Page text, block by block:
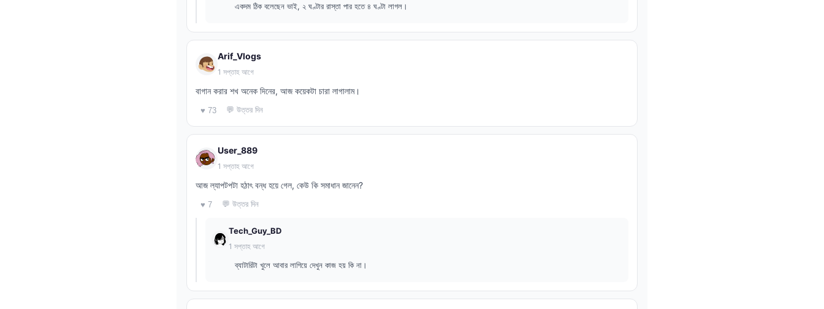
একদম ঠিক বলেছেন ভাই, ২ ঘণ্টার রাস্তা পার হতে ৪ ঘণ্টা লাগল।
Arif_Vlogs
1 সপ্তাহ আগে
বাগান করার শখ অনেক দিনের, আজ কয়েকটা চারা লাগালাম।
♥ 73 💬 উত্তর দিন
User_889
1 সপ্তাহ আগে
আজ ল্যাপটপটা হঠাৎ বন্ধ হয়ে গেল, কেউ কি সমাধান জানেন?
♥ 7 💬 উত্তর দিন
Tech_Guy_BD
1 সপ্তাহ আগে
ব্যাটারিটা খুলে আবার লাগিয়ে দেখুন কাজ হয় কি না।